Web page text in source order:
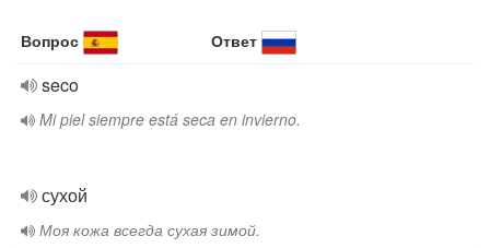
Вопрос Ответ
seco
Mi piel siempre está seca en invierno.
сухой
Моя кожа всегда сухая зимой.